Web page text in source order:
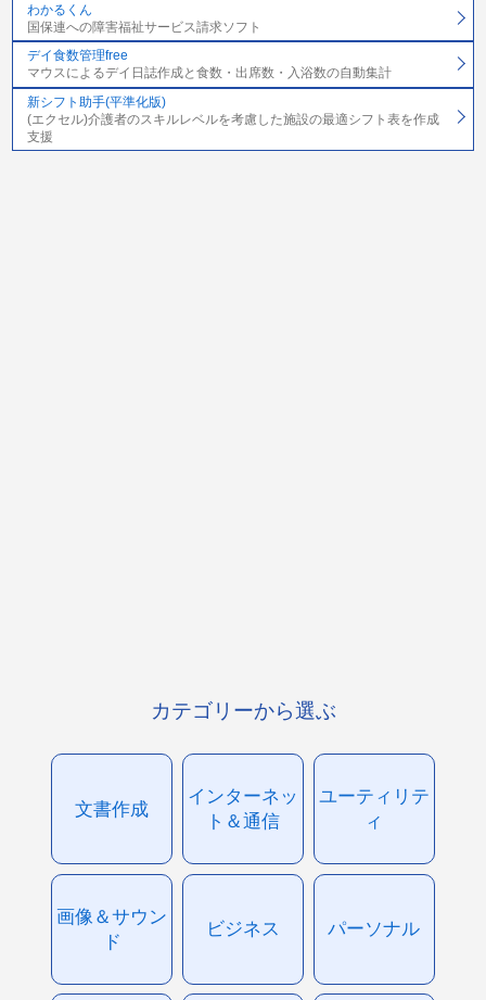
わかるくん
国保連への障害福祉サービス請求ソフト
デイ食数管理free
マウスによるデイ日誌作成と食数・出席数・入浴数の自動集計
新シフト助手(平準化版)
(エクセル)介護者のスキルレベルを考慮した施設の最適シフト表を作成
支援
カテゴリーから選ぶ
文書作成
インターネッ
ト＆通信
ユーティリテ
ィ
画像＆サウン
ド
ビジネス パーソナル